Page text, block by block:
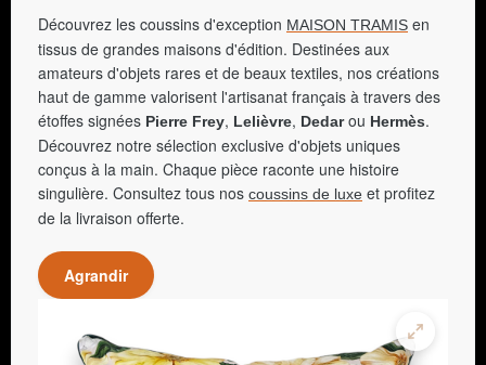
Découvrez les coussins d'exception MAISON TRAMIS en
tissus de grandes maisons d'édition. Destinées aux
amateurs d'objets rares et de beaux textiles, nos créations
haut de gamme valorisent l'artisanat français à travers des
étoffes signées Pierre Frey, Lelièvre, Dedarou Hermès.
Découvrez notre sélection exclusive d'objets uniques
conçus à la main. Chaque pièce raconte une histoire
singulière. Consultez tous nos coussins de luxe et profitez
de la livraison offerte.
Agrandir